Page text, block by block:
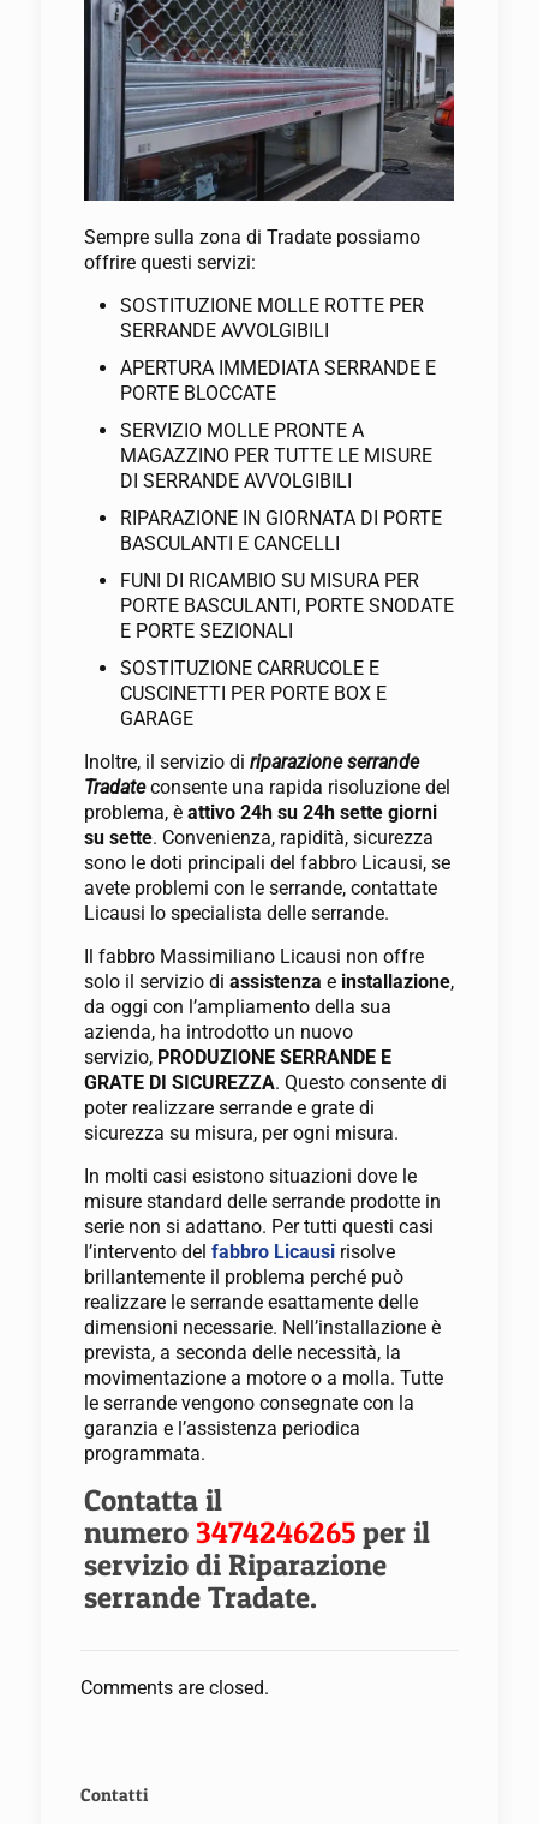
Sempre sulla zona di Tradate possiamo
offrire questi servizi:
SOSTITUZIONE MOLLE ROTTE PER
SERRANDE AVVOLGIBILI
APERTURA IMMEDIATA SERRANDE E
PORTE BLOCCATE
SERVIZIO MOLLE PRONTE A
MAGAZZINO PER TUTTE LE MISURE
DI SERRANDE AVVOLGIBILI
RIPARAZIONE IN GIORNATA DI PORTE
BASCULANTI E CANCELLI
FUNI DI RICAMBIO SU MISURA PER
PORTE BASCULANTI, PORTE SNODATE
E PORTE SEZIONALI
SOSTITUZIONE CARRUCOLE E
CUSCINETTI PER PORTE BOX E
GARAGE
Inoltre, il servizio di riparazione serrande
Tradateconsente una rapida risoluzione del
problema, è attivo 24h su 24h sette giorni
su sette. Convenienza, rapidità, sicurezza
sono le doti principali del fabbro Licausi, se
avete problemi con le serrande, contattate
Licausi lo specialista delle serrande.
Il fabbro Massimiliano Licausi non offre
solo il servizio di assistenza e installazione,
da oggi con l’ampliamento della sua
azienda, ha introdotto un nuovo
servizio, PRODUZIONE SERRANDE E
GRATE DI SICUREZZA. Questo consente di
poter realizzare serrande e grate di
sicurezza su misura, per ogni misura.
In molti casi esistono situazioni dove le
misure standard delle serrande prodotte in
serie non si adattano. Per tutti questi casi
l’intervento del fabbro Licausirisolve
brillantemente il problema perché può
realizzare le serrande esattamente delle
dimensioni necessarie. Nell’installazione è
prevista, a seconda delle necessità, la
movimentazione a motore o a molla. Tutte
le serrande vengono consegnate con la
garanzia e l’assistenza periodica
programmata.
Contatta il
numero 3474246265 per il
servizio di Riparazione
serrande Tradate.
Comments are closed.
Contatti